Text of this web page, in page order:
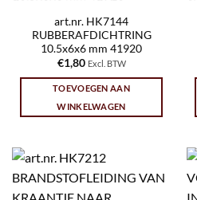
art.nr. HK7144
RUBBERAFDICHTRING
10.5x6x6 mm 41920
€1,80 Excl. BTW
TOEVOEGEN AAN
WINKELWAGEN